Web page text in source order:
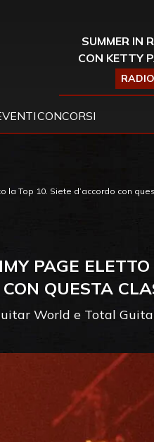
SUMMER IN
CON KETTY
RADIO
CONCORSI
Top 10. Siete d’accordo con
PAGE
QUESTA
World e Total